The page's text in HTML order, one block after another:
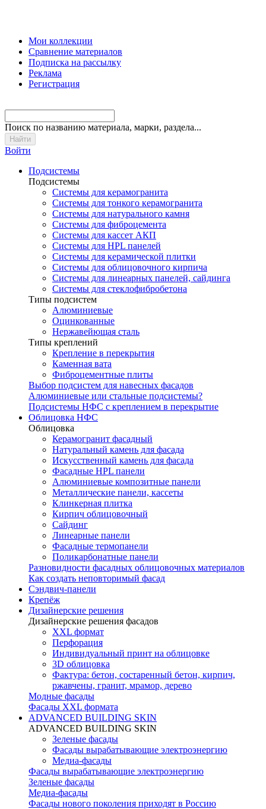
Мои коллекции
Сравнение материалов
Подписка на рассылку
Реклама
Регистрация
Поиск по названию материала, марки, раздела...
Войти
Подсистемы
Подсистемы
Системы для керамогранита
Системы для тонкого керамогранита
Системы для натурального камня
Системы для фиброцемента
Системы для кассет АКП
Системы для HPL панелей
Системы для керамической плитки
Системы для облицовочного кирпича
Системы для линеарных панелей, сайдинга
Системы для стеклофибробетона
Типы подсистем
Алюминиевые
Оцинкованные
Нержавейющая сталь
Типы креплений
Крепление в перекрытия
Каменная вата
Фиброцементные плиты
Выбор подсистем для навесных фасадов
Алюминиевые или стальные подсистемы?
Подсистемы НФС с креплением в перекрытие
Облицовка НФС
Облицовка
Керамогранит фасадный
Натуральный камень для фасада
Искусственный камень для фасада
Фасадные HPL панели
Алюминиевые композитные панели
Металлические панели, кассеты
Клинкерная плитка
Кирпич облицовочный
Сайдинг
Линеарные панели
Фасадные термопанели
Поликарбонатные панели
Разновидности фасадных облицовочных материалов
Как создать неповторимый фасад
Сэндвич-панели
Крепёж
Дизайнерские решения
Дизайнерские решения фасадов
XXL формат
Перфорация
Индивидуальный принт на облицовке
3D облицовка
Фактура: бетон, состаренный бетон, кирпич,
ржавчены, гранит, мрамор, дерево
Модные фасады
Фасады XXL формата
ADVANCED BUILDING SKIN
ADVANCED BUILDING SKIN
Зеленые фасады
Фасады вырабатывающие электроэнергию
Медиа-фасады
Фасады вырабатывающие электроэнергию
Зеленые фасады
Медиа-фасады
Фасады нового поколения приходят в Россию